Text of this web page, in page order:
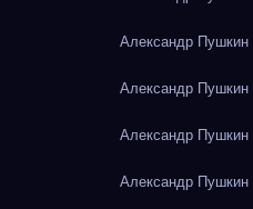
Александр
Александр
Александр
Александр